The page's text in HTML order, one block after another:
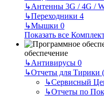
↳Антенны 3G / 4G /
↳Переходники 4
↳Мышки 0
Показать все
обеспечение
↳Антивирусы 0
↳Отчеты для Тирики
↳Сервисный
↳Отчеты по